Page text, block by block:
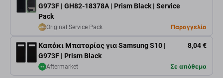
G973F | GH82-18378A | Prism Black | Service
Pack
Original Service Pack Παραγγελία
Καπάκι Μπαταρίας για Samsung S10 |
G973F | Prism Black
8,04 €
Aftermarket Σε απόθεμα